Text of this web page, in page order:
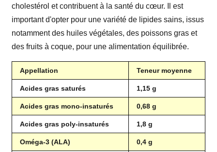
cholestérol et contribuent à la santé du cœur. Il est
important d'opter pour une variété de lipides sains, issus
notamment des huiles végétales, des poissons gras et
des fruits à coque, pour une alimentation équilibrée.
Appellation Teneur moyenne
Acides gras saturés 1,15 g
Acides gras mono-insaturés 0,68 g
Acides gras poly-insaturés 1,8 g
Oméga-3 (ALA) 0,4 g